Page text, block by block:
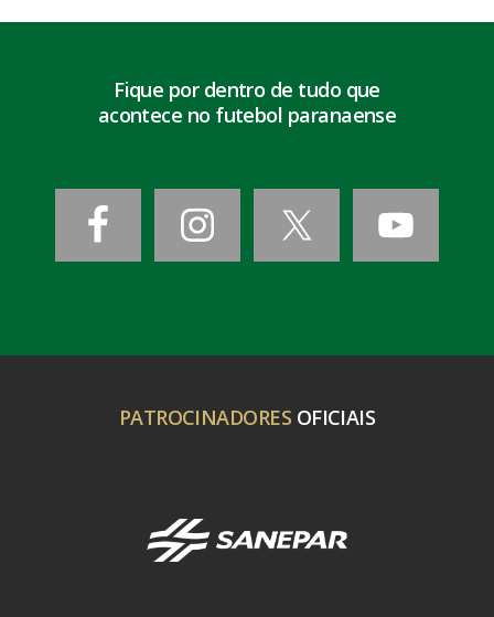
Fique por dentro de tudo que
acontece no futebol paranaense
PATROCINADORES OFICIAIS